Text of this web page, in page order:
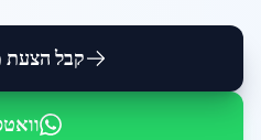
קבל הצעת